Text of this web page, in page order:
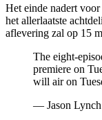
Het einde nadert
het allerlaatste
aflevering zal op 15
The eight-
premiere on
will air on
— Jason